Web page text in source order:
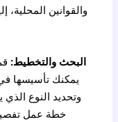
والقوانين
البحث والتخطيط:
يمكنك تأسيسها
وتحديد النوع
خطة عمل